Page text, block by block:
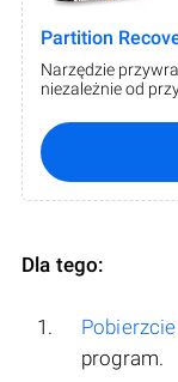
Partition
Narzędzie
niezależnie od
Dla tego:
Pobierzcie
program.